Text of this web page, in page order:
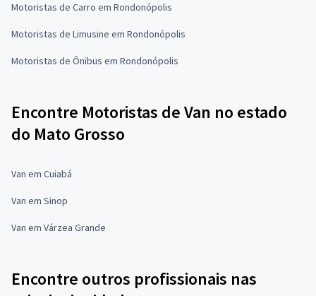
Motoristas de Carro em Rondonópolis
Motoristas de Limusine em Rondonópolis
Motoristas de Ônibus em Rondonópolis
Encontre Motoristas de Van no estado
do Mato Grosso
Van em Cuiabá
Van em Sinop
Van em Várzea Grande
Encontre outros profissionais nas